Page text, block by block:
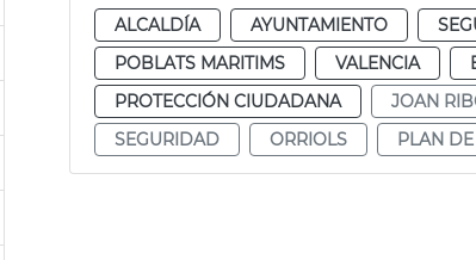
ALCALDÍA AYUNTAMIENTO
POBLATS MARITIMS
VALENCIA
PROTECCIÓN CIUDADANA
JOAN
SEGURIDAD
ORRIOLS PLAN